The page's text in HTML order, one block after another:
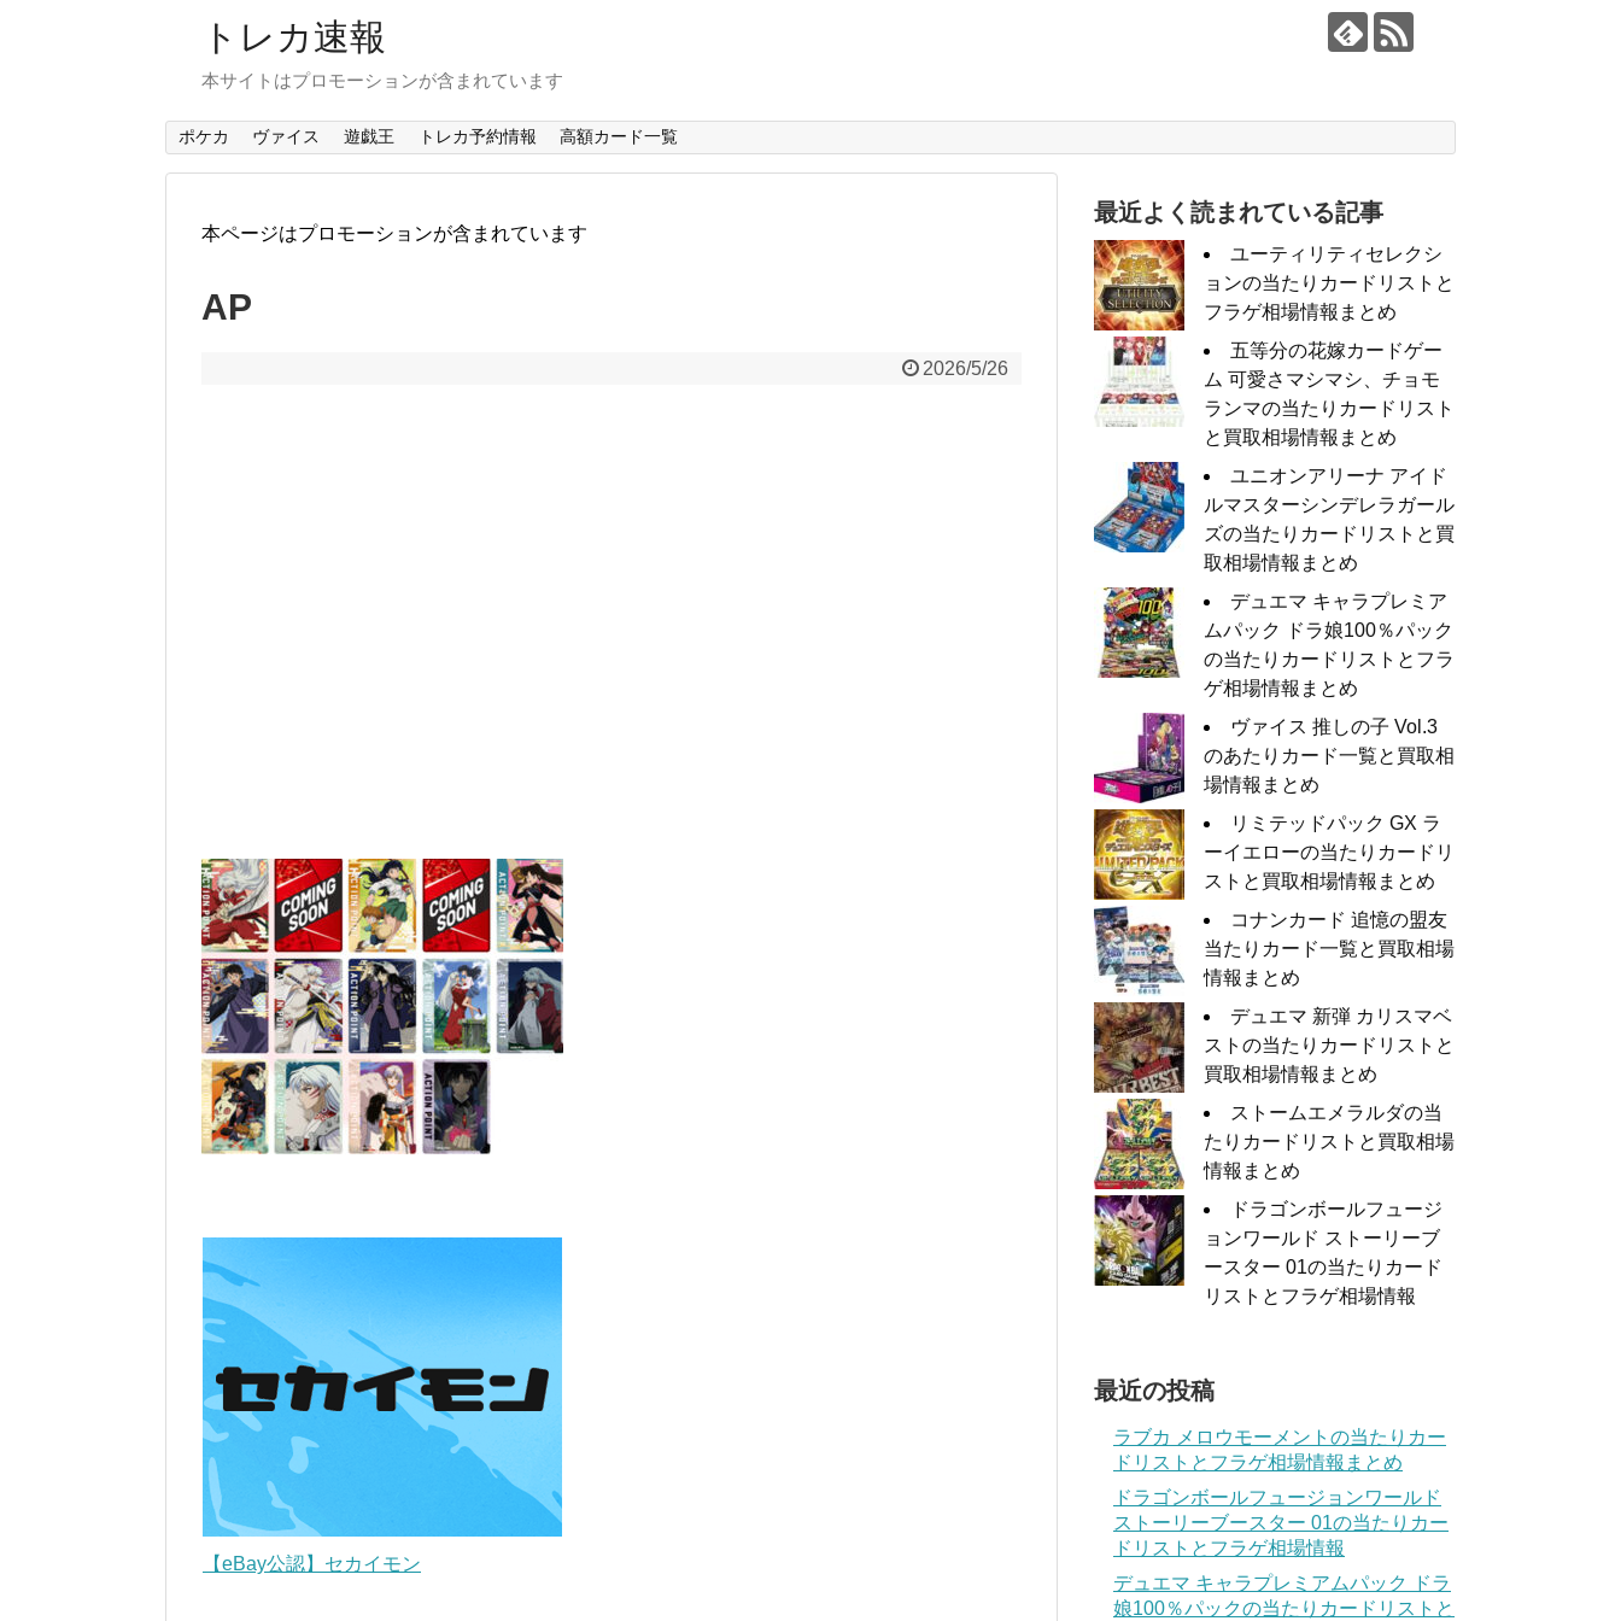
トレカ速報
本サイトはプロモーションが含まれています
ポケカ ヴァイス 遊戯王 トレカ予約情報 高額カード一覧
本ページはプロモーションが含まれています
AP
2026/5/26
【eBay公認】セカイモン
最近よく読まれている記事
ユーティリティセレクシ
ョンの当たりカードリストと
フラゲ相場情報まとめ
五等分の花嫁カードゲー
ム 可愛さマシマシ、チョモ
ランマの当たりカードリスト
と買取相場情報まとめ
ユニオンアリーナ アイド
ルマスターシンデレラガール
ズの当たりカードリストと買
取相場情報まとめ
デュエマ キャラプレミア
ムパック ドラ娘100％パック
の当たりカードリストとフラ
ゲ相場情報まとめ
ヴァイス 推しの子 Vol.3
のあたりカード一覧と買取相
場情報まとめ
リミテッドパック GX ラ
ーイエローの当たりカードリ
ストと買取相場情報まとめ
コナンカード 追憶の盟友
当たりカード一覧と買取相場
情報まとめ
デュエマ 新弾 カリスマベ
ストの当たりカードリストと
買取相場情報まとめ
ストームエメラルダの当
たりカードリストと買取相場
情報まとめ
ドラゴンボールフュージ
ョンワールド ストーリーブ
ースター 01の当たりカード
リストとフラゲ相場情報
最近の投稿
ラブカ メロウモーメントの当たりカー
ドリストとフラゲ相場情報まとめ
ドラゴンボールフュージョンワールド
ストーリーブースター 01の当たりカー
ドリストとフラゲ相場情報
デュエマ キャラプレミアムパック ドラ
娘100％パックの当たりカードリストと